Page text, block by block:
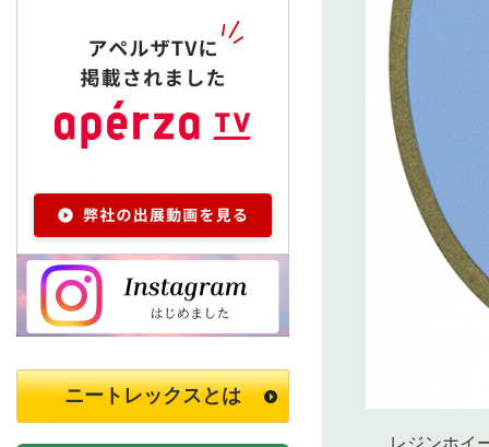
レジンホイー
ニートレックスとは